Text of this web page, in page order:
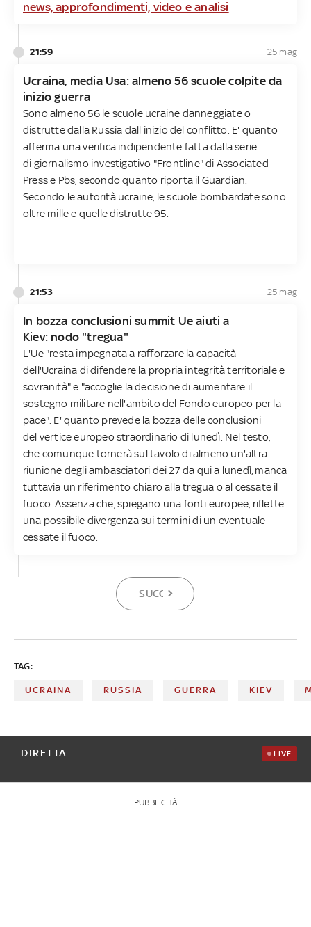
news, approfondimenti, video e analisi
21:59 25 mag
Ucraina, media Usa: almeno 56 scuole colpite da
inizio guerra
Sono almeno 56 le scuole ucraine danneggiate o
distrutte dalla Russia dall'inizio del conflitto. E' quanto
afferma una verifica indipendente fatta dalla serie
di giornalismo investigativo "Frontline" di Associated
Press e Pbs, secondo quanto riporta il Guardian.
Secondo le autorità ucraine, le scuole bombardate sono
oltre mille e quelle distrutte 95.
21:53 25 mag
In bozza conclusioni summit Ue aiuti a
Kiev: nodo "tregua"
L'Ue "resta impegnata a rafforzare la capacità
dell'Ucraina di difendere la propria integrità territoriale e
sovranità" e "accoglie la decisione di aumentare il
sostegno militare nell'ambito del Fondo europeo per la
pace". E' quanto prevede la bozza delle conclusioni
del vertice europeo straordinario di lunedì. Nel testo,
che comunque tornerà sul tavolo di almeno un'altra
riunione degli ambasciatori dei 27 da qui a lunedì, manca
tuttavia un riferimento chiaro alla tregua o al cessate il
fuoco. Assenza che, spiegano una fonti europee, riflette
una possibile divergenza sui termini di un eventuale
cessate il fuoco.
SUCCESSIVA
TAG:
UCRAINA RUSSIA GUERRA KIEV
DIRETTA LIVE
PUBBLICITÀ